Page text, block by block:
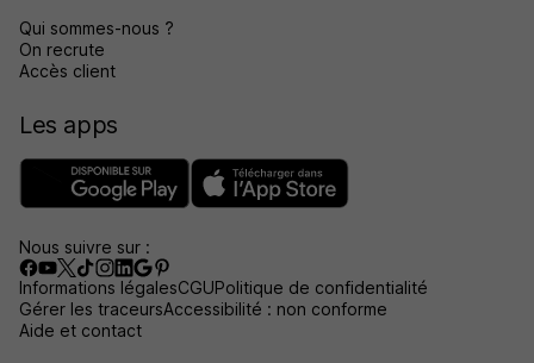
Qui sommes-nous ?
On recrute
Accès client
Les apps
Nous suivre sur :
Informations légalesCGUPolitique de confidentialité
Gérer les traceursAccessibilité : non conforme
Aide et contact